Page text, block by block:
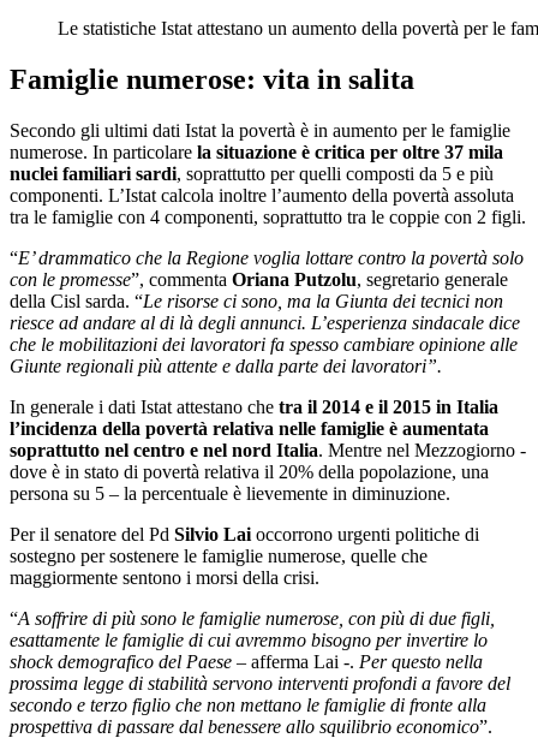
Le statistiche Istat attestano un aumento della povertà per le
Famiglie numerose: vita in salita
Secondo gli ultimi dati Istat la povertà è in aumento per le famiglie
numerose. In particolare la situazione è critica per oltre 37 mila
nuclei familiari sardi, soprattutto per quelli composti da 5 e più
componenti. L’Istat calcola inoltre l’aumento della povertà assoluta
tra le famiglie con 4 componenti, soprattutto tra le coppie con 2 figli.
“E’ drammatico che la Regione voglia lottare contro la povertà solo
con le promesse”, commenta Oriana Putzolu, segretario generale
della Cisl sarda. “Le risorse ci sono, ma la Giunta dei tecnici non
riesce ad andare al di là degli annunci. L’esperienza sindacale dice
che le mobilitazioni dei lavoratori fa spesso cambiare opinione alle
Giunte regionali più attente e dalla parte dei lavoratori”.
In generale i dati Istat attestano che tra il 2014 e il 2015 in Italia
l’incidenza della povertà relativa nelle famiglie è aumentata
soprattutto nel centro e nel nord Italia. Mentre nel Mezzogiorno -
dove è in stato di povertà relativa il 20% della popolazione, una
persona su 5 – la percentuale è lievemente in diminuzione.
Per il senatore del Pd Silvio Lai occorrono urgenti politiche di
sostegno per sostenere le famiglie numerose, quelle che
maggiormente sentono i morsi della crisi.
“A soffrire di più sono le famiglie numerose, con più di due figli,
esattamente le famiglie di cui avremmo bisogno per invertire lo
shock demografico del Paese – afferma Lai -. Per questo nella
prossima legge di stabilità servono interventi profondi a favore del
secondo e terzo figlio che non mettano le famiglie di fronte alla
prospettiva di passare dal benessere allo squilibrio economico”.